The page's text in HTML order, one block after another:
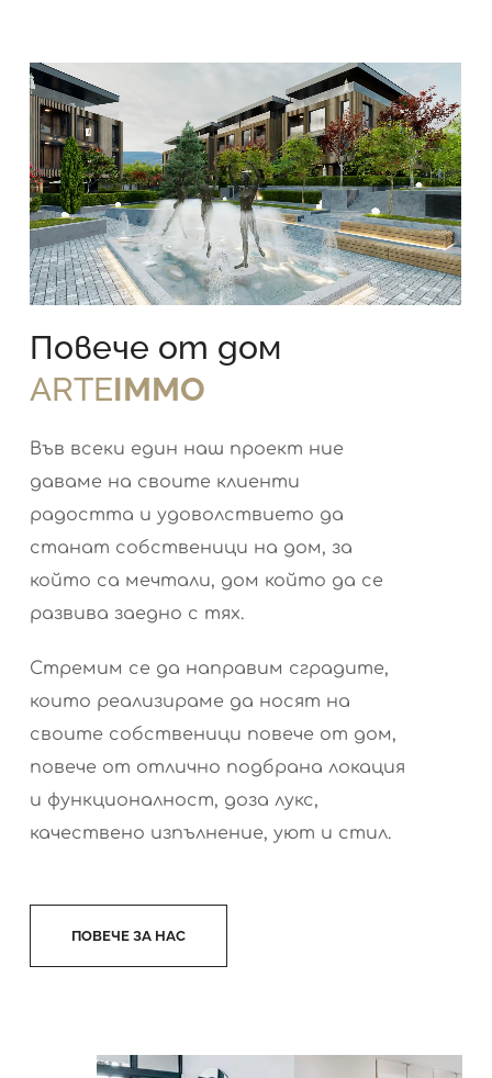
Повече от дом
ARTEIMMO
Във всеки един наш проект ние
даваме на своите клиенти
радостта и удоволствието да
станат собственици на дом, за
който са мечтали, дом който да се
развива заедно с тях.
Стремим се да направим сградите,
които реализираме да носят на
своите собственици повече от дом,
повече от отлично подбрана локация
и функционалност, доза лукс,
качествено изпълнение, уют и стил.
ПОВЕЧЕ ЗА НАС